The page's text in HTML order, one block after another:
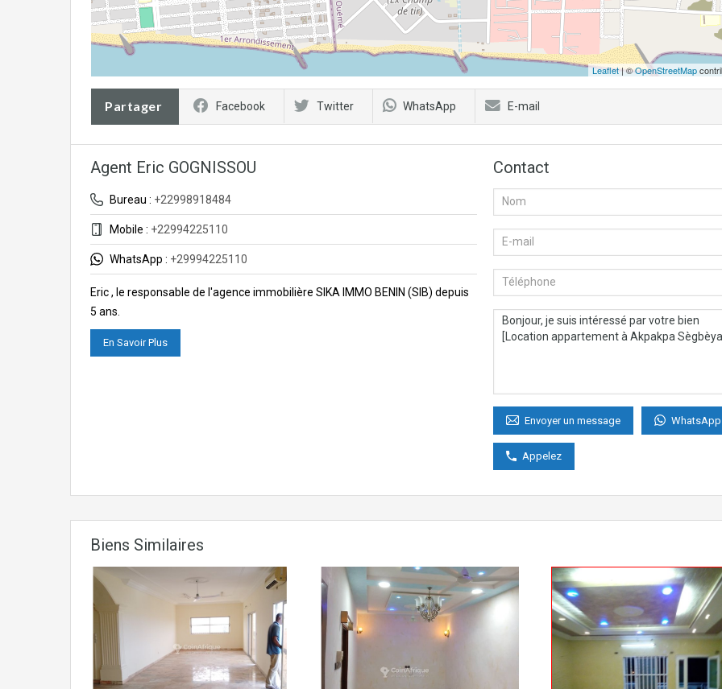
Leaflet| ©OpenStreetMap
Partager Facebook Twitter WhatsApp E-mail
Agent Eric GOGNISSOU
Bureau : +22998918484
Mobile : +22994225110
WhatsApp : +29994225110
Eric , le responsable de l'agence immobilière SIKA IMMO BENIN (SIB) depuis
5 ans.
En Savoir Plus
Contact
Envoyer un message WhatsApp
Appelez
Biens Similaires